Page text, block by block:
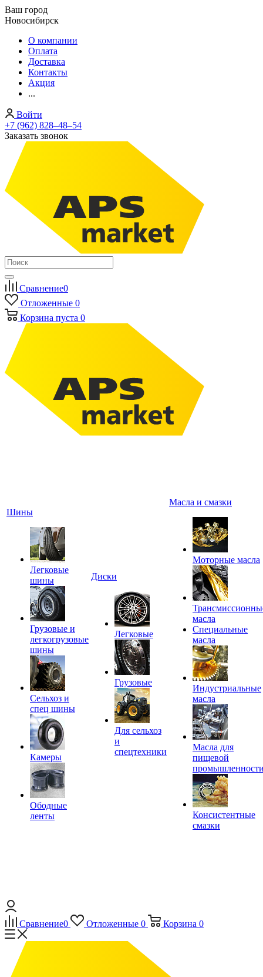
Ваш город
Новосибирск
О компании
Оплата
Доставка
Контакты
Акция
...
Войти
+7 (962) 828‒48‒54
Заказать звонок
Сравнение0
Отложенные 0
Корзина пуста 0
Шины
Легковые
шины
Грузовые и
легкогрузовые
шины
Сельхоз и
спец шины
Камеры
Ободные
ленты
Диски
Легковые
Грузовые
Для сельхоз
и
спецтехники
Масла и смазки
Моторные масла
масла
Специальные
масла
Индустриальные
масла
Масла для
пищевой
Консистентные
смазки
Сравнение0 Отложенные 0 Корзина 0